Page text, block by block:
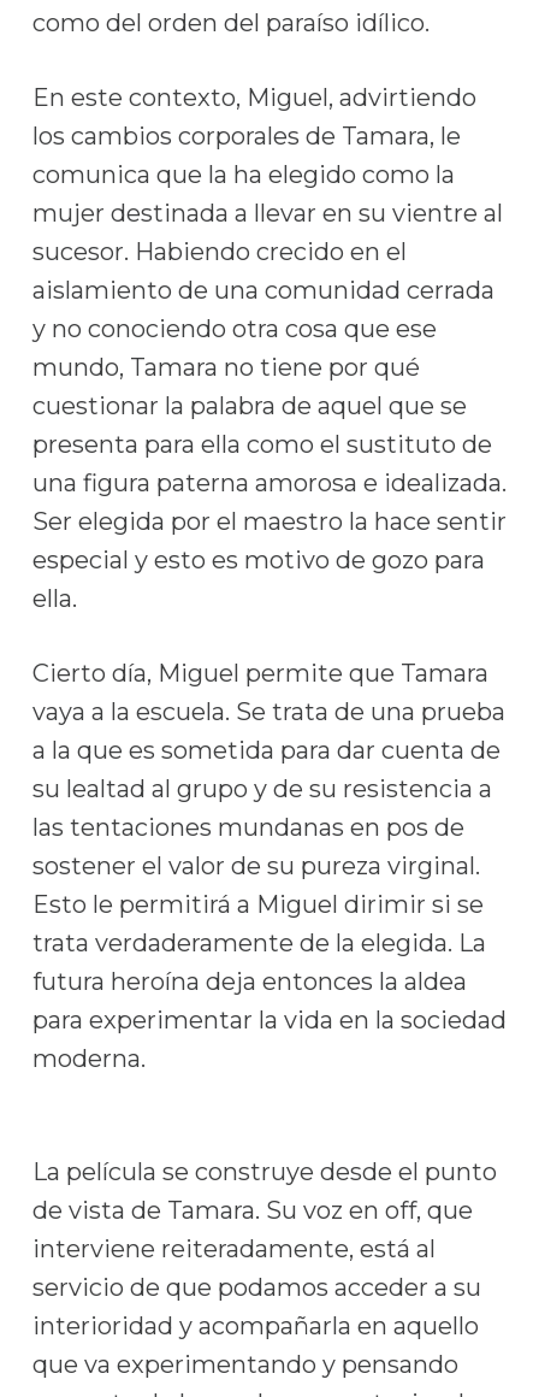
como del orden del paraíso idílico.
En este contexto, Miguel, advirtiendo
los cambios corporales de Tamara, le
comunica que la ha elegido como la
mujer destinada a llevar en su vientre al
sucesor. Habiendo crecido en el
aislamiento de una comunidad cerrada
y no conociendo otra cosa que ese
mundo, Tamara no tiene por qué
cuestionar la palabra de aquel que se
presenta para ella como el sustituto de
una figura paterna amorosa e idealizada.
Ser elegida por el maestro la hace sentir
especial y esto es motivo de gozo para
ella.
Cierto día, Miguel permite que Tamara
vaya a la escuela. Se trata de una prueba
a la que es sometida para dar cuenta de
su lealtad al grupo y de su resistencia a
las tentaciones mundanas en pos de
sostener el valor de su pureza virginal.
Esto le permitirá a Miguel dirimir si se
trata verdaderamente de la elegida. La
futura heroína deja entonces la aldea
para experimentar la vida en la sociedad
moderna.
La película se construye desde el punto
de vista de Tamara. Su voz en off, que
interviene reiteradamente, está al
servicio de que podamos acceder a su
interioridad y acompañarla en aquello
que va experimentando y pensando